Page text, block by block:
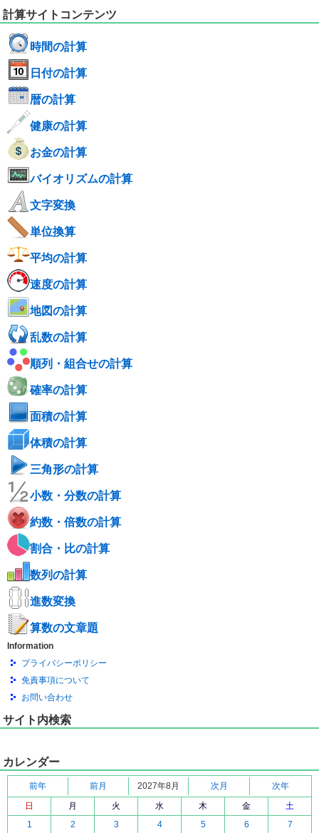
計算サイトコンテンツ
時間の計算
日付の計算
暦の計算
健康の計算
お金の計算
バイオリズムの計算
文字変換
単位換算
平均の計算
速度の計算
地図の計算
乱数の計算
順列・組合せの計算
確率の計算
面積の計算
体積の計算
三角形の計算
小数・分数の計算
約数・倍数の計算
割合・比の計算
数列の計算
進数変換
算数の文章題
Information
プライバシーポリシー
免責事項について
お問い合わせ
サイト内検索
カレンダー
前年 前月 2027年8月 次月
次年
日
月 火 水 木 金
土
1
2 3 4 5 6 7